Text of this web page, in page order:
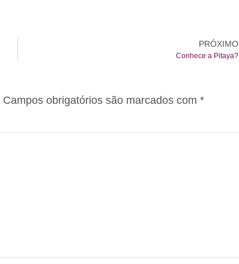
PRÓXIMO
Conhece a Pitaya?
Campos obrigatórios são marcados com *